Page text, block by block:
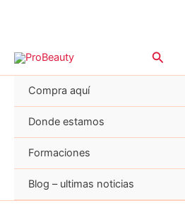
Buscar
Compra aquí
Donde estamos
Formaciones
Blog – ultimas noticias